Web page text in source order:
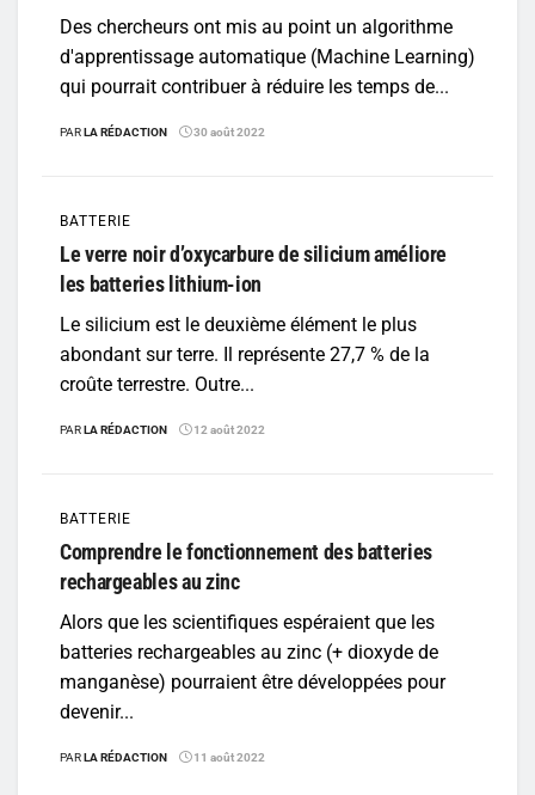
Des chercheurs ont mis au point un algorithme
d'apprentissage automatique (Machine Learning)
qui pourrait contribuer à réduire les temps de...
PARLA RÉDACTION 30 août 2022
BATTERIE
Le verre noir d’oxycarbure de silicium améliore
les batteries lithium-ion
Le silicium est le deuxième élément le plus
abondant sur terre. Il représente 27,7 % de la
croûte terrestre. Outre...
PARLA RÉDACTION 12 août 2022
BATTERIE
Comprendre le fonctionnement des batteries
rechargeables au zinc
Alors que les scientifiques espéraient que les
batteries rechargeables au zinc (+ dioxyde de
manganèse) pourraient être développées pour
devenir...
PARLA RÉDACTION 11 août 2022